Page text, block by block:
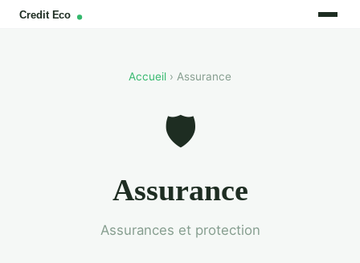
Accueil › Assurance
🛡️
Assurance
Assurances et protection